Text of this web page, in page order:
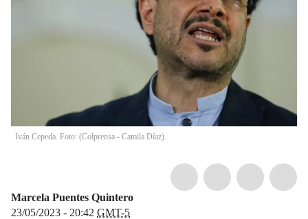
Iván Cepeda. Foto: (Colprensa - Camila Díaz)
Marcela Puentes Quintero
23/05/2023 - 20:42 GMT-5